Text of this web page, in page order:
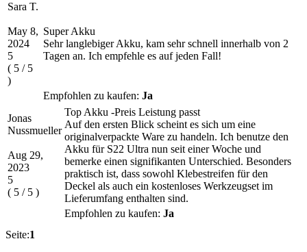
Sara T.
May 8,
2024
5
( 5 / 5
)
Super Akku
Sehr langlebiger Akku, kam sehr schnell innerhalb von 2
Tagen an. Ich empfehle es auf jeden Fall!
Empfohlen zu kaufen: Ja
Jonas
Nussmueller
Aug 29,
2023
5
( 5 / 5 )
Top Akku -Preis Leistung passt
Auf den ersten Blick scheint es sich um eine
originalverpackte Ware zu handeln. Ich benutze den
Akku für S22 Ultra nun seit einer Woche und
bemerke einen signifikanten Unterschied. Besonders
praktisch ist, dass sowohl Klebestreifen für den
Deckel als auch ein kostenloses Werkzeugset im
Lieferumfang enthalten sind.
Empfohlen zu kaufen: Ja
Seite:1